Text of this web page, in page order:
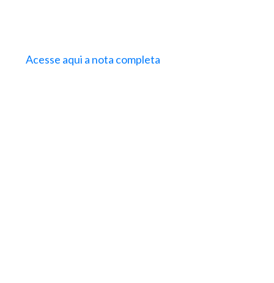
Acesse aqui a nota completa